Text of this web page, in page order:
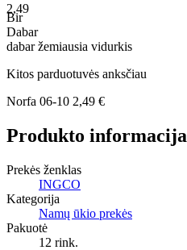
2,49
Bir
Dabar
dabaržemiausia vidurkis
Kitos parduotuvės anksčiau
Norfa 06-10 2,49 €
Produkto informacija
Prekės ženklas
INGCO
Kategorija
Namų ūkio prekės
Pakuotė
12 rink.